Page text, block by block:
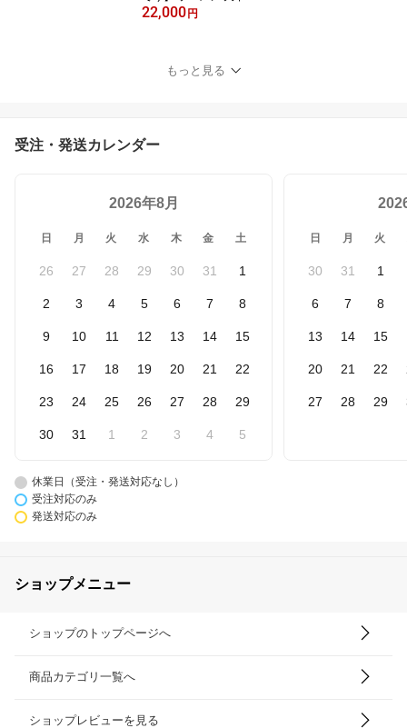
品 家麺 6食 セット ＜チ
都市 京都府 小分け お取
り寄せ 有名店 ご当地 ギ
22,000 円
もっと見る
受注・発送カレンダー
2026年8月
日 月 火 水 木 金 土
26 27 28 29 30 31 1
2 3 4 5 6 7 8
9 10 11 12 13 14 15
16 17 18 19 20 21 22
23 24 25 26 27 28 29
30 31 1 2 3 4 5
日 月 火
30 31 1
6 7 8
13 14 15
20 21 22
27 28 29
休業日（受注・発送対応なし）
受注対応のみ
発送対応のみ
ショップメニュー
ショップのトップページへ
商品カテゴリ一覧へ
ショップレビューを見る